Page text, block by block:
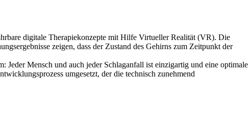
digitale Therapiekonzepte mit Hilfe Virtueller Realität (VR). Die
zeigen, dass der Zustand des Gehirns zum Zeitpunkt der
Jeder Mensch und auch jeder Schlaganfall ist einzigartig und eine optimale
umgesetzt, der die technisch zunehmend